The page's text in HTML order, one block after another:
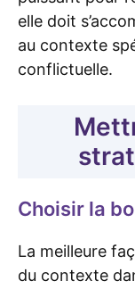
elle doit
au contexte
conflictuelle.
Choisir la
La meilleure
du contexte